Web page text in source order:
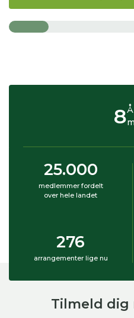
Årlige numre af
8
25.000
medlemmer fordelt
over hele landet
276
arrangementer lige nu
Tilmeld dig